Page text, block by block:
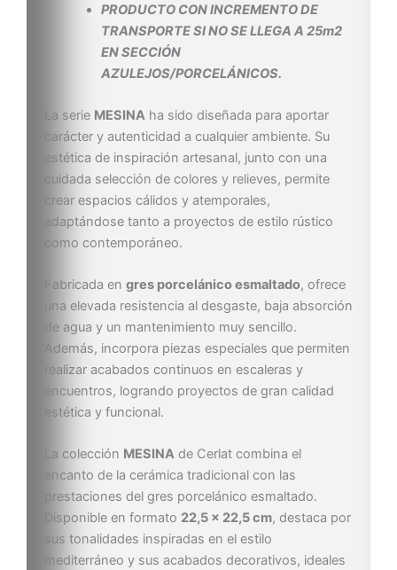
PRODUCTO CON INCREMENTO DE
TRANSPORTE SI NO SE LLEGA A 25m2
EN SECCIÓN
AZULEJOS/PORCELÁNICOS.
La serie MESINA ha sido diseñada para aportar
carácter y autenticidad a cualquier ambiente. Su
estética de inspiración artesanal, junto con una
cuidada selección de colores y relieves, permite
crear espacios cálidos y atemporales,
adaptándose tanto a proyectos de estilo rústico
como contemporáneo.
Fabricada en gres porcelánico esmaltado, ofrece
una elevada resistencia al desgaste, baja absorción
de agua y un mantenimiento muy sencillo.
Además, incorpora piezas especiales que permiten
realizar acabados continuos en escaleras y
encuentros, logrando proyectos de gran calidad
estética y funcional.
La colección MESINA de Cerlat combina el
encanto de la cerámica tradicional con las
prestaciones del gres porcelánico esmaltado.
Disponible en formato 22,5 × 22,5 cm, destaca por
sus tonalidades inspiradas en el estilo
mediterráneo y sus acabados decorativos, ideales